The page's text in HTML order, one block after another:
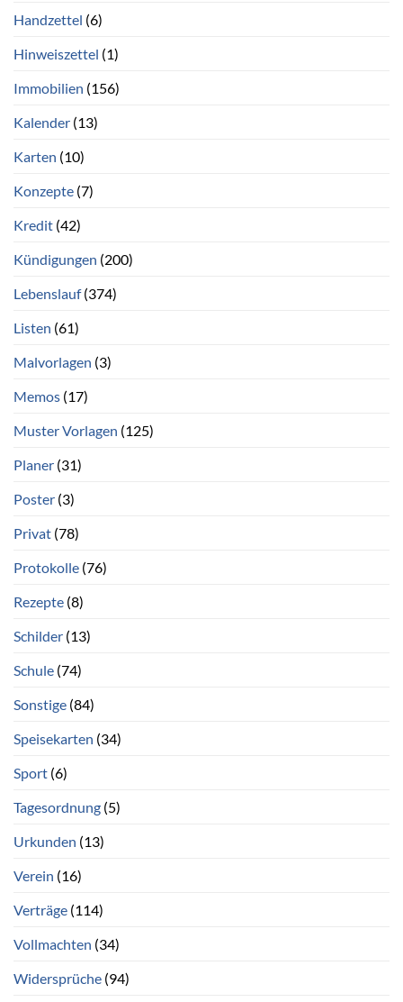
Handzettel (6)
Hinweiszettel (1)
Immobilien (156)
Kalender (13)
Karten (10)
Konzepte (7)
Kredit (42)
Kündigungen (200)
Lebenslauf(374)
Listen (61)
Malvorlagen (3)
Memos (17)
Muster Vorlagen (125)
Planer (31)
Poster (3)
Privat (78)
Protokolle (76)
Rezepte (8)
Schilder (13)
Schule (74)
Sonstige (84)
Speisekarten (34)
Sport (6)
Tagesordnung (5)
Urkunden (13)
Verein (16)
Verträge (114)
Vollmachten (34)
Widersprüche (94)